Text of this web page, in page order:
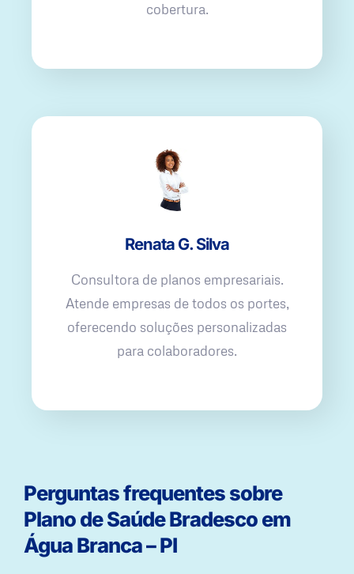
cobertura.
Renata G. Silva
Consultora de planos empresariais.
Atende empresas de todos os portes,
oferecendo soluções personalizadas
para colaboradores.
Perguntas frequentes sobre
Plano de Saúde Bradesco em
Água Branca – PI